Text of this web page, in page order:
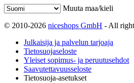
Muuta maa/kieli
© 2010-2026 niceshops GmbH - All
Julkaisija ja palvelun tarjoaja
Tietosuojaseloste
Yleiset sopimus- ja peruutusehdot
Saavutettavuusseloste
Tietosuoja-asetukset